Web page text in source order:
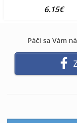
6.15€
Páči sa Vám